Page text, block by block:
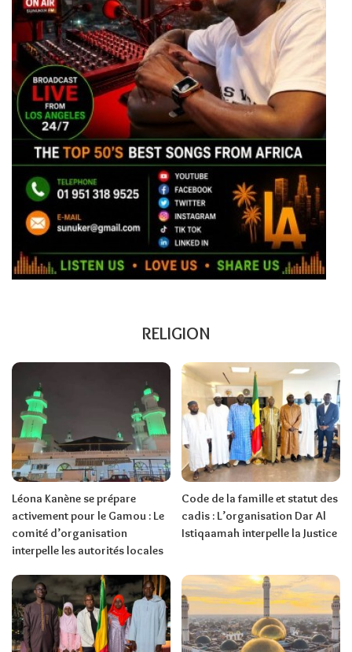
RELIGION
Léona Kanène se prépare
activement pour le Gamou : Le
comité d’organisation
interpelle les autorités locales
Code de la famille et statut des
cadis : L’organisation Dar Al
Istiqaamah interpelle la Justice